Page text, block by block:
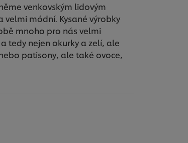
venkovským lidovým
módní. Kysané výrobky
mnoho pro nás velmi
tedy nejen okurky a zelí, ale
patisony, ale také ovoce,